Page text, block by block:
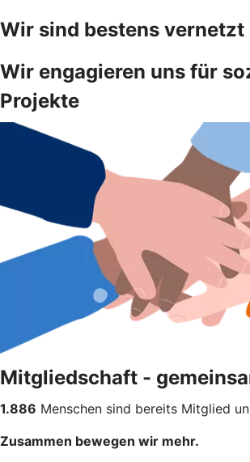
Wir sind bestens vernetzt
Wir engagieren uns für
Projekte
Mitgliedschaft -
1.886 Menschen sind bereits Mitglied
Zusammen bewegen wir mehr.